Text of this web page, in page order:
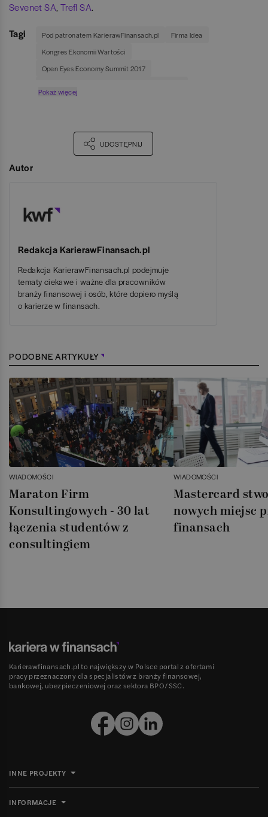
Sevenet SA, Trefl SA.
Tagi Pod patronatem KarierawFinansach.pl
Firma Idea
Kongres Ekonomii Wartości
Open Eyes Economy Summit 2017
Pokaż więcej
UDOSTĘPNIJ
Autor
Redakcja KarierawFinansach.pl
Redakcja KarierawFinansach.pl podejmuje
tematy ciekawe i ważne dla pracowników
branży finansowej i osób, które dopiero myślą
o karierze w finansach.
PODOBNE ARTYKUŁY
WIADOMOŚCI
Maraton Firm
Konsultingowych - 30 lat
łączenia studentów z
consultingiem
WIADOMOŚCI
Mastercard
nowych miejsc
finansach
Karierawfinansach.pl to największy w Polsce portal z ofertami
pracy przeznaczony dla specjalistów z branży finansowej,
bankowej, ubezpieczeniowej oraz sektora BPO/SSC.
INNE PROJEKTY
INFORMACJE